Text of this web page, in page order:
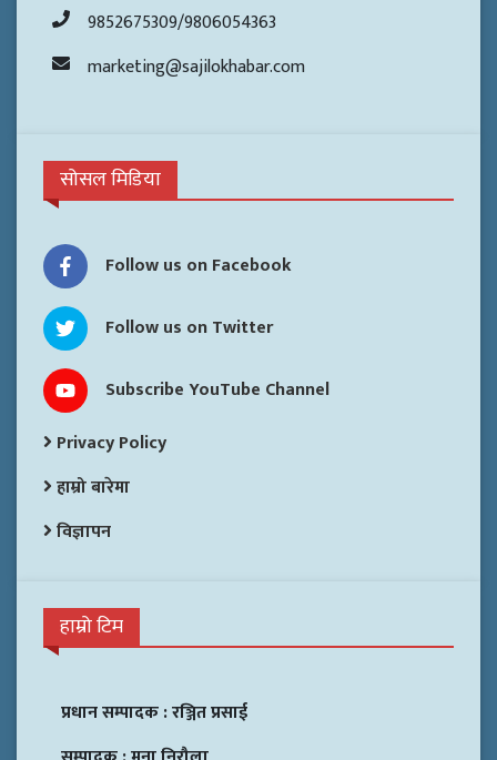
9852675309/9806054363
marketing@sajilokhabar.com
सोसल मिडिया
Follow us on Facebook
Follow us on Twitter
Subscribe YouTube Channel
Privacy Policy
हाम्रो बारेमा
विज्ञापन
हाम्रो टिम
प्रधान सम्पादक :रञ्जित प्रसाई